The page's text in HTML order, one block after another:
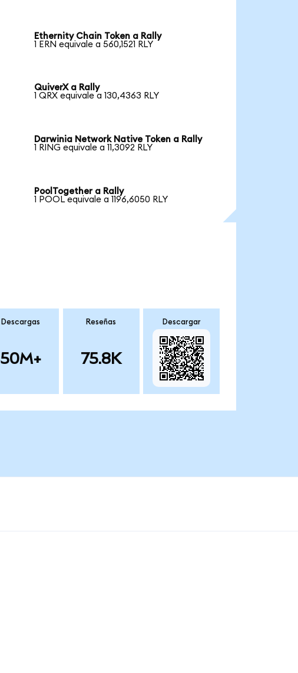
Ethernity Chain Token a Rally
1 ERN equivale a 560,1521 RLY
QuiverX a Rally
1 QRX equivale a 130,4363 RLY
Darwinia Network Native Token a Rally
1 RING equivale a 11,3092 RLY
PoolTogether a Rally
1 POOL equivale a 1196,6050 RLY
Descargas
50M+
Reseñas
75.8K
Descargar